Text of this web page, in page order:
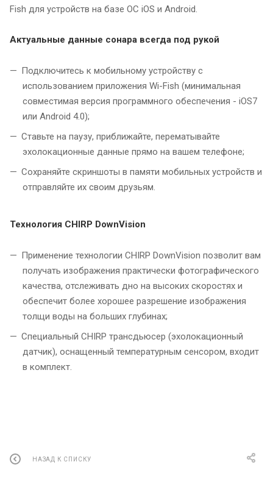
Fish для устройств на базе ОС iOS и Android.
Актуальные данные сонара всегда под рукой
Подключитесь к мобильному устройству с
использованием приложения Wi-Fish (минимальная
совместимая версия программного обеспечения - iOS7
или Android 4.0);
Ставьте на паузу, приближайте, перематывайте
эхолокационные данные прямо на вашем телефоне;
Сохраняйте скриншоты в памяти мобильных устройств и
отправляйте их своим друзьям.
Технология CHIRP DownVision
Применение технологии CHIRP DownVision позволит вам
получать изображения практически фотографического
качества, отслеживать дно на высоких скоростях и
обеспечит более хорошее разрешение изображения
толщи воды на больших глубинах;
Специальный CHIRP трансдьюсер (эхолокационный
датчик), оснащенный температурным сенсором, входит
в комплект.
НАЗАД К СПИСКУ